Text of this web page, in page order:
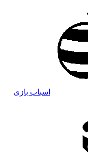
اسباب بازی